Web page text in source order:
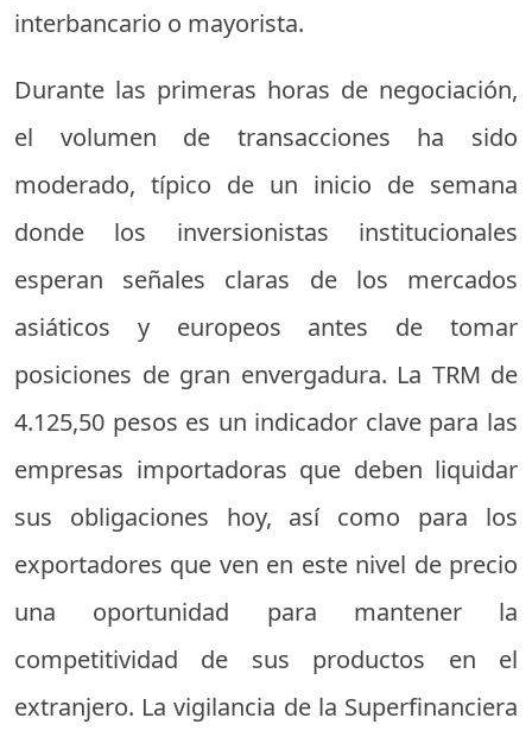
interbancario o mayorista.
Durante las primeras horas de negociación,
el volumen de transacciones ha sido
moderado, típico de un inicio de semana
donde los inversionistas institucionales
esperan señales claras de los mercados
asiáticos y europeos antes de tomar
posiciones de gran envergadura. La TRM de
4.125,50 pesos es un indicador clave para las
empresas importadoras que deben liquidar
sus obligaciones hoy, así como para los
exportadores que ven en este nivel de precio
una oportunidad para mantener la
competitividad de sus productos en el
extranjero. La vigilancia de la Superfinanciera